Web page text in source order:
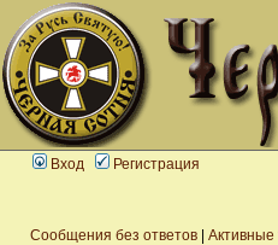
Вход Регистрация
Сообщения без ответов